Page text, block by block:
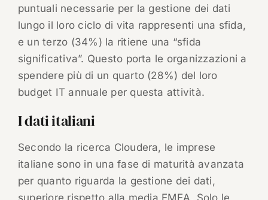
puntuali necessarie per la gestione dei dati
lungo il loro ciclo di vita rappresenti una sfida,
e un terzo (34%) la ritiene una “sfida
significativa”. Questo porta le organizzazioni a
spendere più di un quarto (28%) del loro
budget IT annuale per questa attività.
I dati italiani
Secondo la ricerca Cloudera, le imprese
italiane sono in una fase di maturità avanzata
per quanto riguarda la gestione dei dati,